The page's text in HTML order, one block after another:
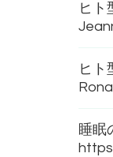
ヒト
ヒト
睡眠